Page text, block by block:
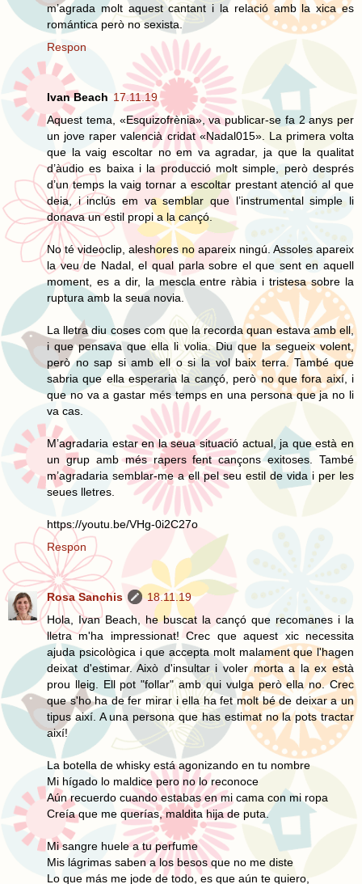
m’agrada molt aquest cantant i la relació amb la xica es
romántica però no sexista.
Respon
Ivan Beach 17.11.19
Aquest tema, «Esquizofrènia», va publicar-se fa 2 anys per
un jove raper valencià cridat «Nadal015». La primera volta
que la vaig escoltar no em va agradar, ja que la qualitat
d’àudio es baixa i la producció molt simple, però després
d’un temps la vaig tornar a escoltar prestant atenció al que
deia, i inclús em va semblar que l’instrumental simple li
donava un estil propi a la cançó.
No té videoclip, aleshores no apareix ningú. Assoles apareix
la veu de Nadal, el qual parla sobre el que sent en aquell
moment, es a dir, la mescla entre ràbia i tristesa sobre la
ruptura amb la seua novia.
La lletra diu coses com que la recorda quan estava amb ell,
i que pensava que ella li volia. Diu que la segueix volent,
però no sap si amb ell o si la vol baix terra. També que
sabria que ella esperaria la cançó, però no que fora així, i
que no va a gastar més temps en una persona que ja no li
va cas.
M’agradaria estar en la seua situació actual, ja que està en
un grup amb més rapers fent cançons exitoses. També
m’agradaria semblar-me a ell pel seu estil de vida i per les
seues lletres.
https://youtu.be/VHg-0i2C27o
Respon
Rosa Sanchis
18.11.19
Hola, Ivan Beach, he buscat la cançó que recomanes i la
lletra m'ha impressionat! Crec que aquest xic necessita
ajuda psicològica i que accepta molt malament que l'hagen
deixat d'estimar. Això d'insultar i voler morta a la ex està
prou lleig. Ell pot "follar" amb qui vulga però ella no. Crec
que s'ho ha de fer mirar i ella ha fet molt bé de deixar a un
tipus així. A una persona que has estimat no la pots tractar
així!
La botella de whisky está agonizando en tu nombre
Mi hígado lo maldice pero no lo reconoce
Aún recuerdo cuando estabas en mi cama con mi ropa
Creía que me querías, maldita hija de puta.
Mi sangre huele a tu perfume
Mis lágrimas saben a los besos que no me diste
Lo que más me jode de todo, es que aún te quiero,